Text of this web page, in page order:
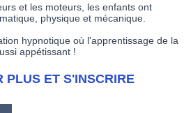
et les moteurs, les enfants ont
physique et mécanique.
hypnotique où l'apprentissage de la
appétissant !
PLUS ET S'INSCRIRE